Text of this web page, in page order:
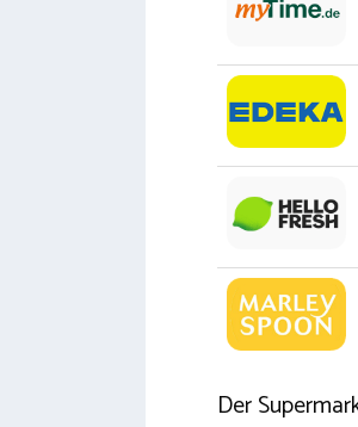
Der